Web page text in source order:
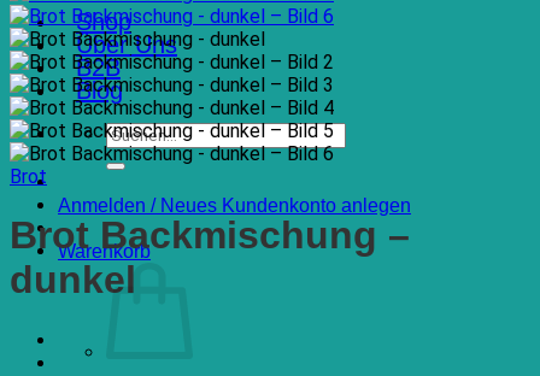
Shop
Über Uns
B2B
Blog
Suchen
nach:
Anmelden / Neues Kundenkonto anlegen
Warenkorb
Brot
Brot Backmischung –
dunkel